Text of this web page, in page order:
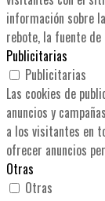
información sobre
rebote, la fuente
Publicitarias
Publicitarias
Las cookies de
anuncios y
a los visitantes en
ofrecer anuncios
Otras
Otras